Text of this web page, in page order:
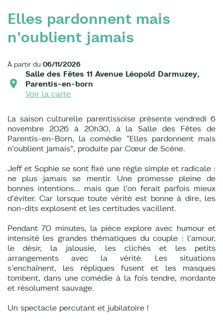
Elles pardonnent mais
n'oublient jamais
À partir du 06/11/2026
Salle des Fêtes 11 Avenue Léopold Darmuzey,
Parentis-en-born
Voir la carte
La saison culturelle parentissoise présente vendredi 6
novembre 2026 à 20h30, à la Salle des Fêtes de
Parentis-en-Born, la comédie “Elles pardonnent mais
n’oublient jamais”, produite par Cœur de Scène.
Jeff et Sophie se sont fixé une règle simple et radicale :
ne plus jamais se mentir. Une promesse pleine de
bonnes intentions… mais que l’on ferait parfois mieux
d’éviter. Car lorsque toute vérité est bonne à dire, les
non-dits explosent et les certitudes vacillent.
Pendant 70 minutes, la pièce explore avec humour et
intensité les grandes thématiques du couple : l’amour,
le désir, la jalousie, les clichés et les petits
arrangements avec la vérité. Les situations
s’enchaînent, les répliques fusent et les masques
tombent, dans une comédie à la fois tendre, mordante
et résolument sauvage.
Un spectacle percutant et jubilatoire !